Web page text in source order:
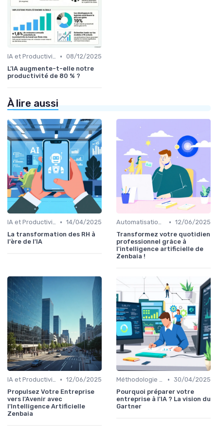
IA et Productivité • 08/12/2025
L’IA augmente-t-elle notre
productivité de 80 % ?
À lire aussi
IA et Productivité • 14/04/2025
La transformation des RH à
l'ère de l'IA
Automatisation des tâches par IA • 12/06/2025
Transformez votre quotidien
professionnel grâce à
l'intelligence artificielle de
Zenbaia !
IA et Productivité • 12/06/2025
Propulsez Votre Entreprise
vers l'Avenir avec
l'Intelligence Artificielle
Zenbaia
Méthodologie de déploiement IA • 30/04/2025
Pourquoi préparer votre
entreprise à l'IA ? La vision du
Gartner